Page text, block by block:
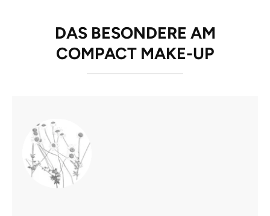
DAS BESONDERE AM
COMPACT MAKE-UP